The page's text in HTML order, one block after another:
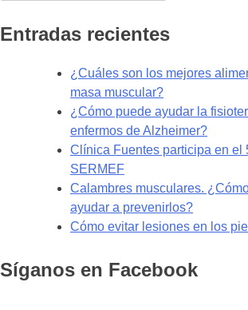
Entradas recientes
¿Cuáles son los mejores
masa muscular?
¿Cómo puede ayudar la
enfermos de Alzheimer?
Clínica Fuentes participa en el
SERMEF
Calambres musculares.
ayudar a prevenirlos?
Cómo evitar lesiones en los
Síganos en Facebook